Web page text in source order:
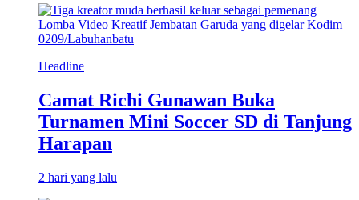
Headline
Camat Richi Gunawan Buka
Turnamen Mini Soccer SD di Tanjung
Harapan
2 hari yang lalu